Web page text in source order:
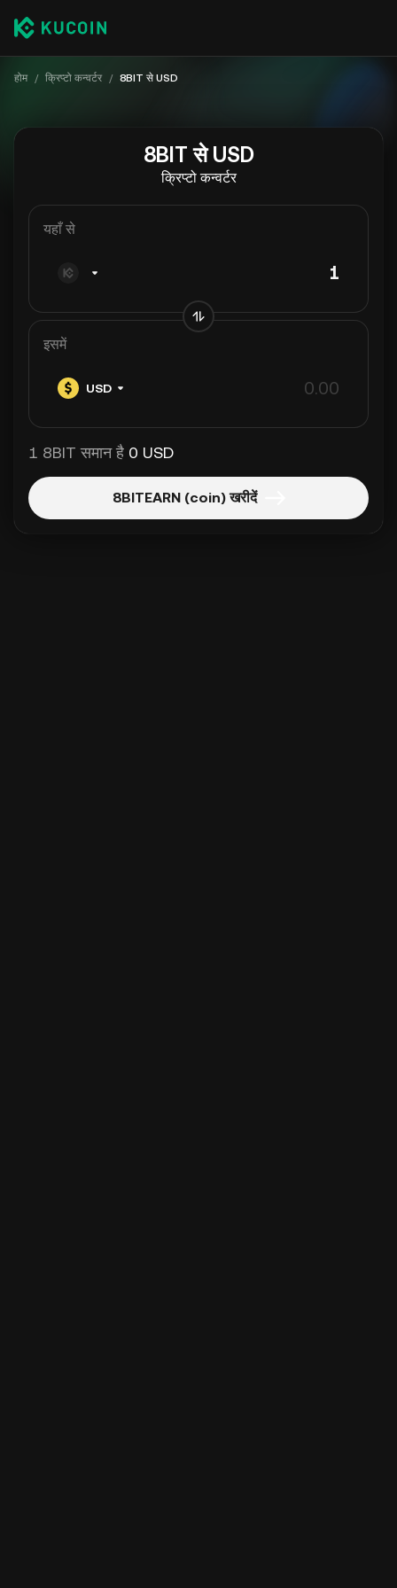
होम / क्रिप्टो कन्वर्टर / 8BIT से USD
8BIT से USD
क्रिप्टो कन्वर्टर
यहाँ से
इसमें
USD
1 8BIT समान है 0 USD
8BITEARN (coin) खरीदें